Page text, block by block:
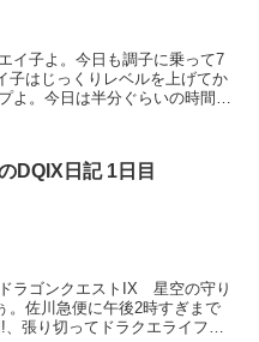
イ子よ。今日も調子に乗って7
よ。今日は半分ぐらいの時間を
DQIX日記 1日目
ラゴンクエストIX 星空の守り
佐川急便に午後2時すぎまで
張り切ってドラクエライフス